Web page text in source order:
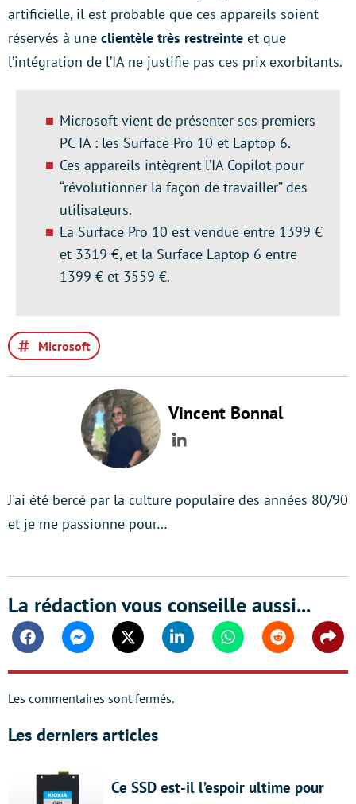
artificielle, il est probable que ces appareils soient
réservés à une clientèle très restreinte et que
l’intégration de l’IA ne justifie pas ces prix exorbitants.
Microsoft vient de présenter ses premiers
PC IA : les Surface Pro 10 et Laptop 6.
Ces appareils intègrent l’IA Copilot pour
“révolutionner la façon de travailler” des
utilisateurs.
La Surface Pro 10 est vendue entre 1399 €
et 3319 €, et la Surface Laptop 6 entre
1399 € et 3559 €.
Microsoft
Vincent Bonnal
LinkedIn
J'ai été bercé par la culture populaire des années 80/90
et je me passionne pour…
La rédaction vous conseille aussi...
FacebookMessengerTwitter Linkedin WhatsappReddit
Les commentaires sont fermés.
Les derniers articles
Ce SSD est-il l’espoir ultime pour